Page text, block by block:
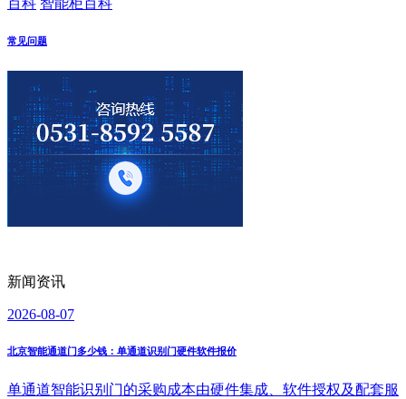
常见问题
新闻资讯
2026-08-07
北京智能通道门多少钱：单通道识别门硬件软件报价
单通道智能识别门的采购成本由硬件集成、软件授权及配套服